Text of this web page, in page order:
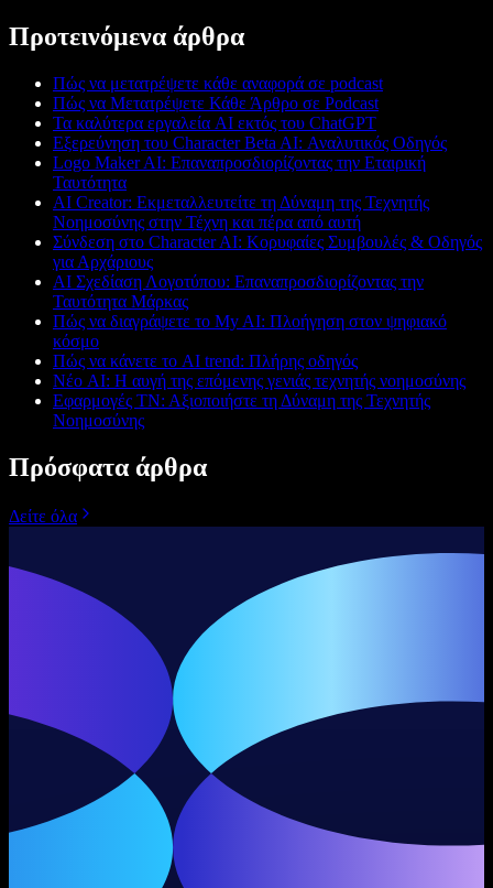
Προτεινόμενα άρθρα
Πώς να μετατρέψετε κάθε αναφορά σε podcast
Πώς να Μετατρέψετε Κάθε Άρθρο σε Podcast
Τα καλύτερα εργαλεία AI εκτός του ChatGPT
Εξερεύνηση του Character Beta AI: Αναλυτικός Οδηγός
Logo Maker AI: Επαναπροσδιορίζοντας την Εταιρική
Ταυτότητα
AI Creator: Εκμεταλλευτείτε τη Δύναμη της Τεχνητής
Νοημοσύνης στην Τέχνη και πέρα από αυτή
Σύνδεση στο Character AI: Κορυφαίες Συμβουλές & Οδηγός
για Αρχάριους
AI Σχεδίαση Λογοτύπου: Επαναπροσδιορίζοντας την
Ταυτότητα Μάρκας
Πώς να διαγράψετε το My AI: Πλοήγηση στον ψηφιακό
κόσμο
Πώς να κάνετε το AI trend: Πλήρης οδηγός
Νέο AI: Η αυγή της επόμενης γενιάς τεχνητής νοημοσύνης
Εφαρμογές ΤΝ: Αξιοποιήστε τη Δύναμη της Τεχνητής
Νοημοσύνης
Πρόσφατα άρθρα
Δείτε όλα